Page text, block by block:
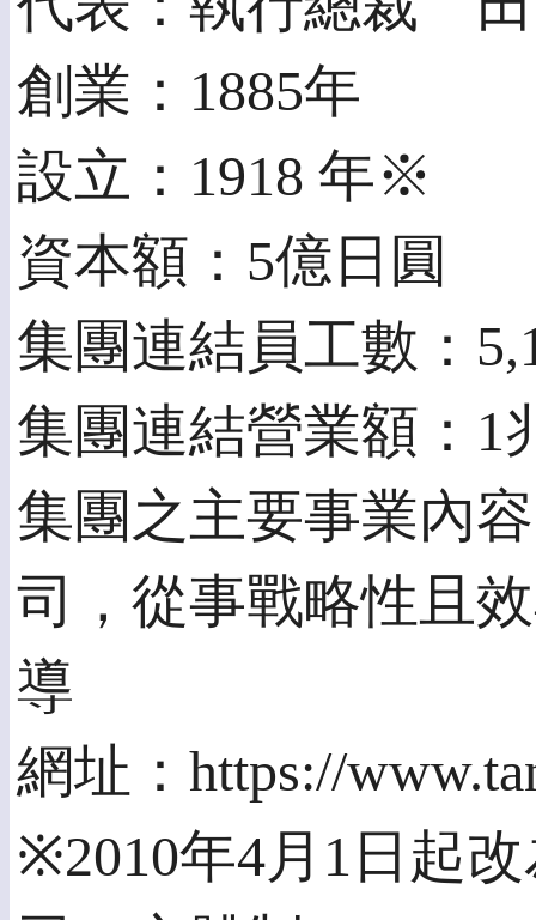
創業：1885年
設立：1918 年※
資本額：5億日圓
集團連結員工數：
集團連結營業額：1
集團之主要事業內
司，從事戰略性且
導
網址：https://
※2010年4月1日起